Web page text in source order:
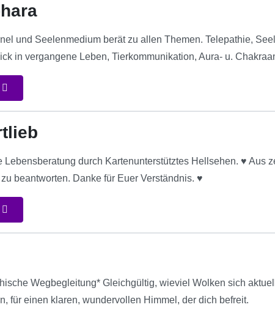
und Seelenmedium berät zu allen Themen. Telepathie,
in vergangene Leben, Tierkommunikation, Aura- u.
Lebensberatung durch Kartenunterstütztes Hellsehen. ♥ Aus
beantworten. Danke für Euer Verständnis. ♥
Wegbegleitung* Gleichgültig, wieviel Wolken sich
für einen klaren, wundervollen Himmel, der dich befreit.